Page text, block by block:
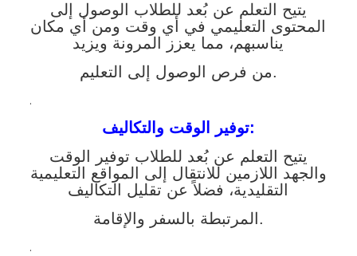
يتيح التعلم عن بُعد للطلاب الوصول إلى
المحتوى التعليمي في أي وقت ومن أي مكان
يناسبهم، مما يعزز المرونة ويزيد
من فرص الوصول إلى التعليم.
.
توفير الوقت والتكاليف:
يتيح التعلم عن بُعد للطلاب توفير الوقت
والجهد اللازمين للانتقال إلى المواقع التعليمية
التقليدية، فضلاً عن تقليل التكاليف
المرتبطة بالسفر والإقامة.
.